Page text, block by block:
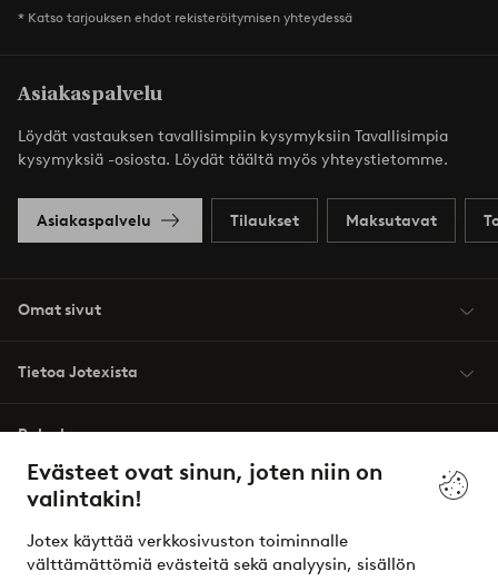
Evästeet ovat sinun, joten niin on
valintakin!
Jotex käyttää verkkosivuston toiminnalle
välttämättömiä evästeitä sekä analyysin, sisällön
* Katso tarjouksen ehdot rekisteröitymisen yhteydessä
Asiakaspalvelu
Löydät vastauksen tavallisimpiin kysymyksiin Tavallisimpia
kysymyksiä -osiosta. Löydät täältä myös yhteystietomme.
Asiakaspalvelu Tilaukset Maksutavat
Omat sivut
Tietoa Jotexista
Palvelumme
Ehdot
Ystävät